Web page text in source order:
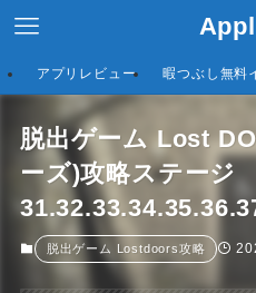
アプリレビュー 暇つぶし無料
脱出ゲーム Lost
ーズ)攻略ステージ
脱出ゲーム Lostdoors攻略